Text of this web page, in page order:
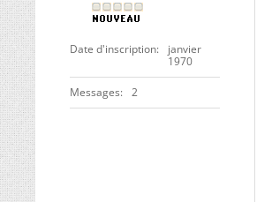
Date d'inscription
janvier
1970
Messages 2